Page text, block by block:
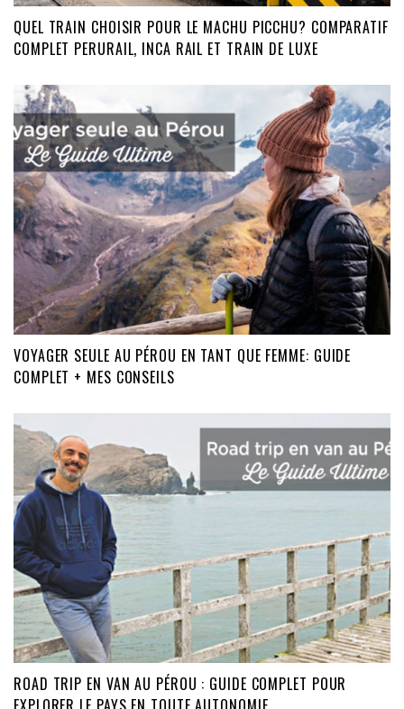
QUEL TRAIN CHOISIR POUR LE MACHU PICCHU? COMPARATIF
COMPLET PERURAIL, INCA RAIL ET TRAIN DE LUXE
VOYAGER SEULE AU PÉROU EN TANT QUE FEMME: GUIDE
COMPLET + MES CONSEILS
ROAD TRIP EN VAN AU PÉROU : GUIDE COMPLET POUR